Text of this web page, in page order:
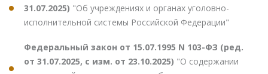
31.07.2025) "Об учреждениях и органах уголовно-
исполнительной системы Российской Федерации"
Федеральный закон от 15.07.1995 N 103-ФЗ (ред.
от 31.07.2025, с изм. от 23.10.2025) "О содержании